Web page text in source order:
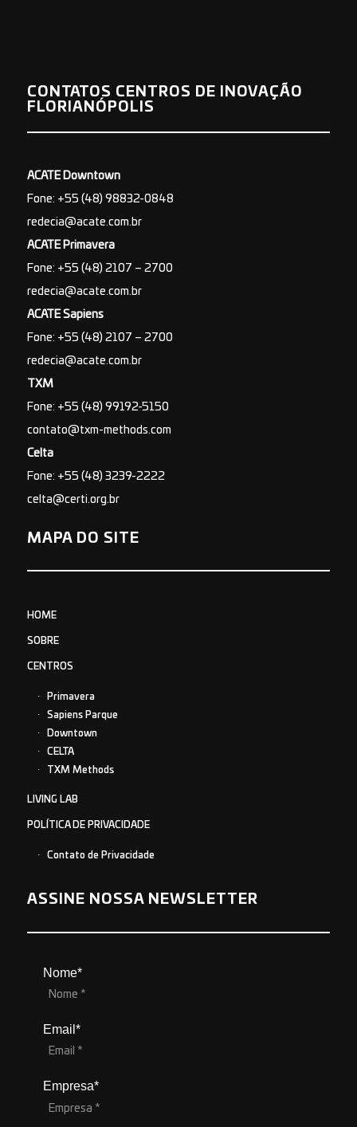
CONTATOS CENTROS DE INOVAÇÃO
FLORIANÓPOLIS
ACATE Downtown
Fone: +55 (48) 98832-0848
redecia@acate.com.br
ACATE Primavera
Fone: +55 (48) 2107 – 2700
redecia@acate.com.br
ACATE Sapiens
Fone: +55 (48) 2107 – 2700
redecia@acate.com.br
TXM
Fone: +55 (48) 99192-5150
contato@txm-methods.com
Celta
Fone: +55 (48) 3239-2222
celta@certi.org.br
MAPA DO SITE
HOME
SOBRE
CENTROS
Primavera
Sapiens Parque
Downtown
CELTA
TXM Methods
LIVING LAB
POLÍTICA DE PRIVACIDADE
Contato de Privacidade
ASSINE NOSSA NEWSLETTER
Nome*
Email*
Empresa*